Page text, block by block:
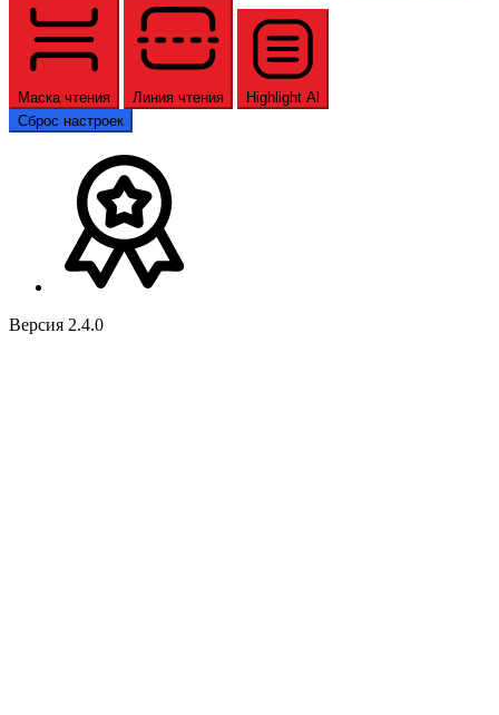
Маска чтения Линия чтения
Highlight Al
Сброс настроек
Версия 2.4.0